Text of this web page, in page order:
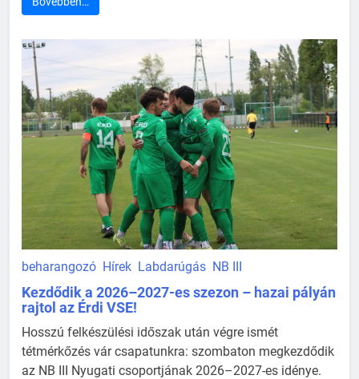
beharangozó Hírek Labdarúgás NB III
Kezdődik a 2026–2027-es szezon – hazai pályán
rajtol az Érdi VSE!
Hosszú felkészülési időszak után végre ismét
tétmérkőzés vár csapatunkra: szombaton megkezdődik
az NB III Nyugati csoportjának 2026–2027-es idénye.